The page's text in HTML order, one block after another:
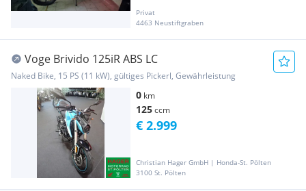
Privat
4463 Neustiftgraben
Voge Brivido 125iR ABS LC
Naked Bike, 15 PS (11 kW), gültiges Pickerl, Gewährleistung
0 km
125ccm
Christian Hager GmbH | Honda-St. Pölten
3100 St. Pölten
€ 2.999